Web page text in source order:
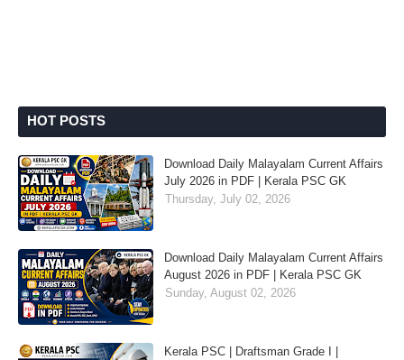
HOT POSTS
Download Daily Malayalam Current Affairs
July 2026 in PDF | Kerala PSC GK
Thursday, July 02, 2026
Download Daily Malayalam Current Affairs
August 2026 in PDF | Kerala PSC GK
Sunday, August 02, 2026
Kerala PSC | Draftsman Grade I |